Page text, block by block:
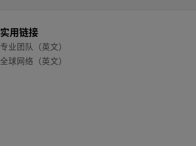
实用链接
专业团队（英文）
全球网络（英文）